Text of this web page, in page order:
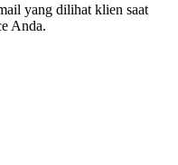
yang dilihat klien saat
Anda.